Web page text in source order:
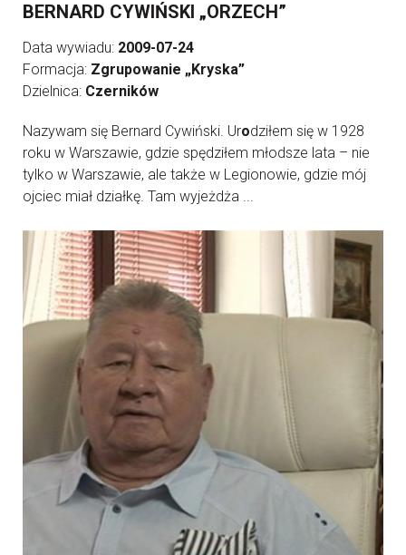
BERNARD CYWIŃSKI „ORZECH”
Data wywiadu: 2009-07-24
Formacja: Zgrupowanie „Kryska”
Dzielnica: Czerników
Nazywam się Bernard Cywiński. Urodziłem się w 1928
roku w Warszawie, gdzie spędziłem młodsze lata – nie
tylko w Warszawie, ale także w Legionowie, gdzie mój
ojciec miał działkę. Tam wyjeżdża ...